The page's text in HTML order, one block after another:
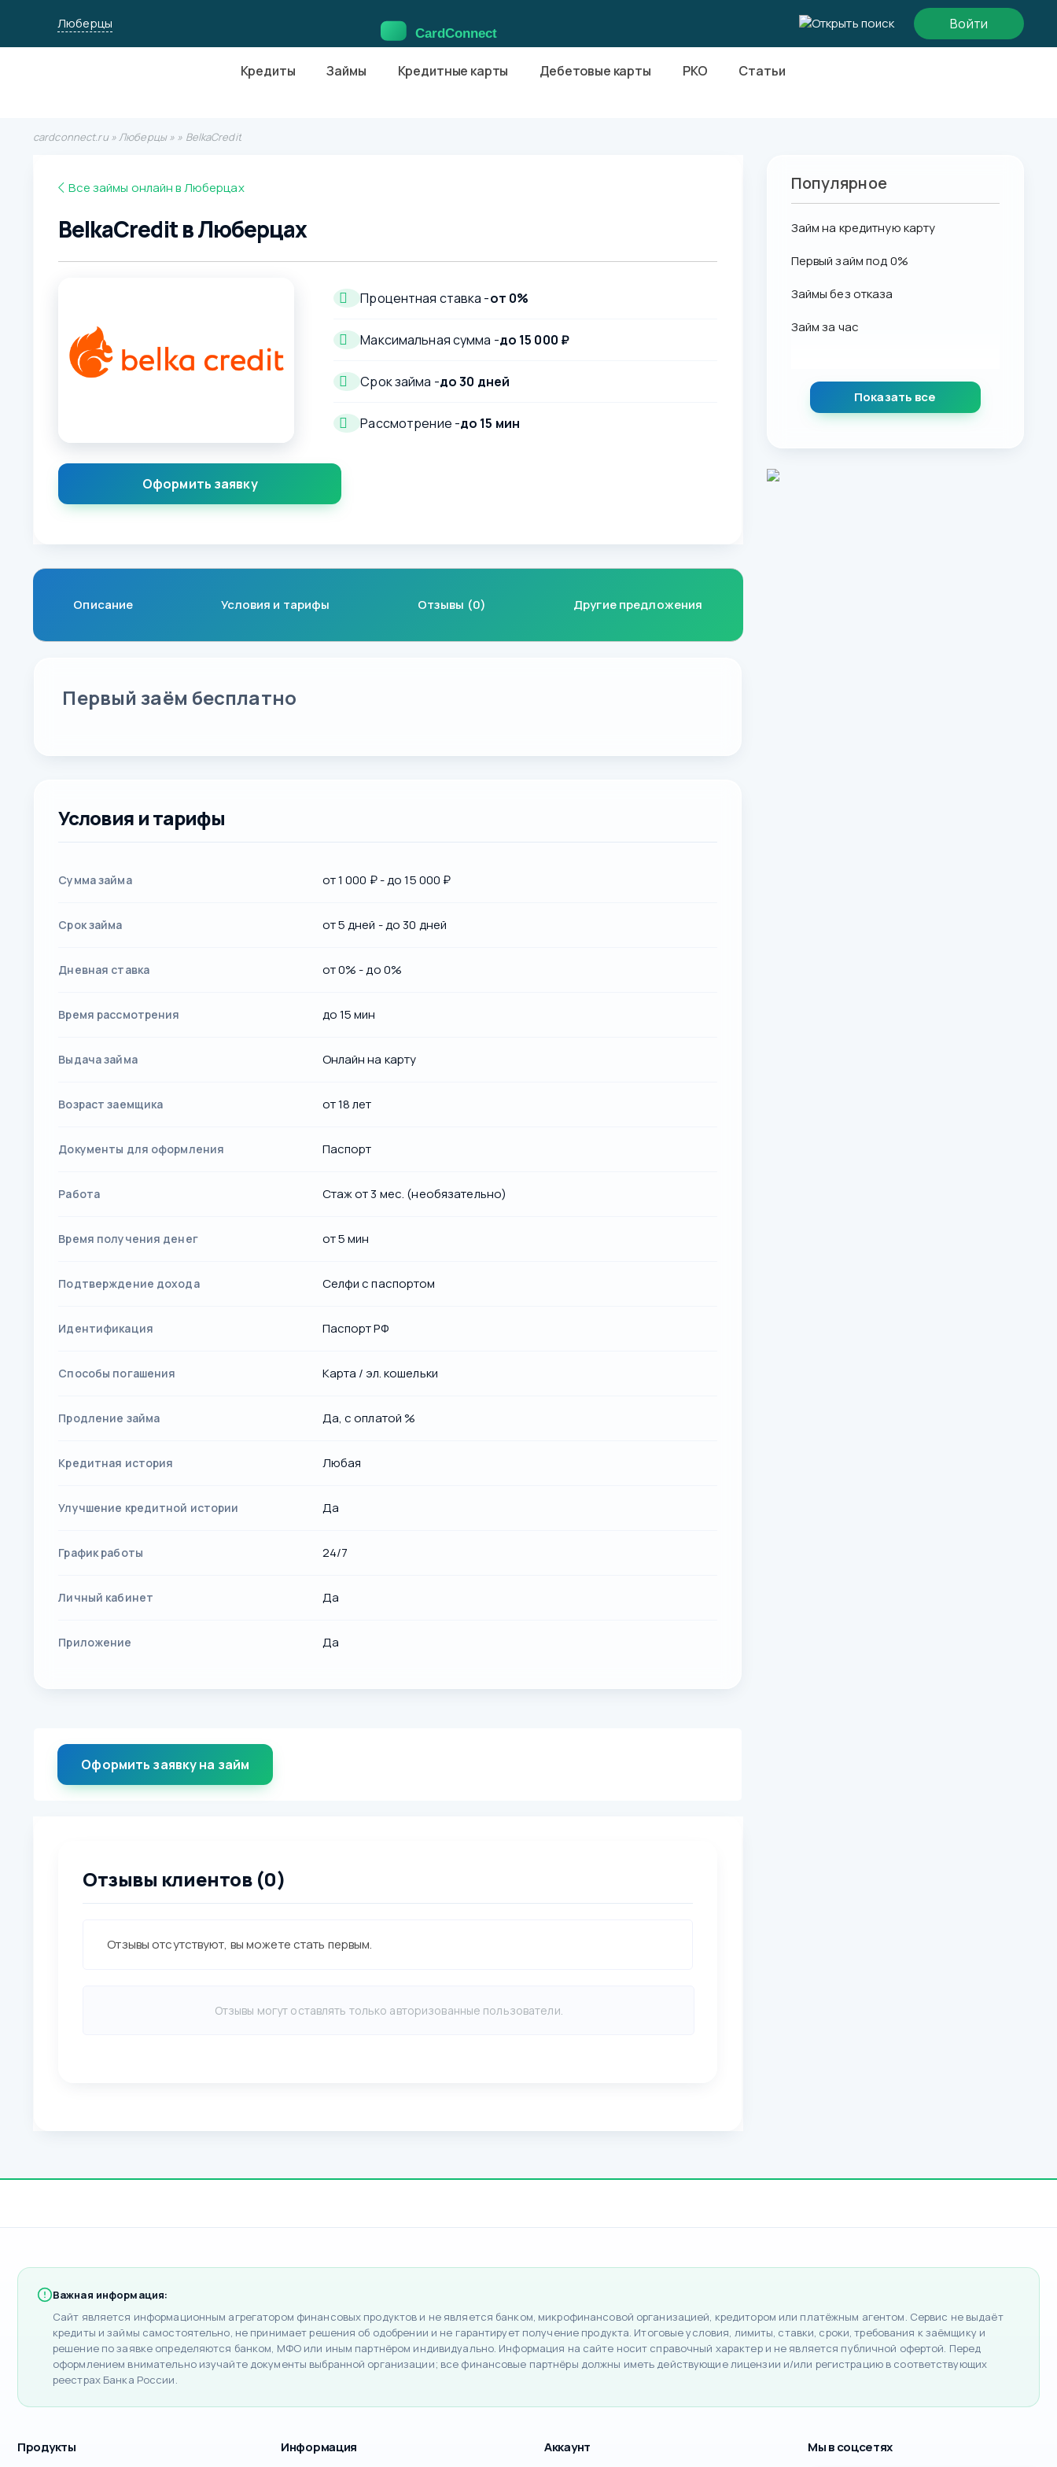
Люберцы Войти
Кредиты Займы Кредитные карты Дебетовые карты РКО Статьи
cardconnect.ru»Люберцы» » BelkaCredit
Все займы онлайн в Люберцах
BelkaCredit в Люберцах
Оформить заявку
Процентная ставка -от 0%
Максимальная сумма -до 15 000 ₽
Срок займа -до 30 дней
Рассмотрение -до 15 мин
Описание Условия и тарифы Отзывы (0) Другие предложения
Первый заём бесплатно
Условия и тарифы
Сумма займа от 1 000 ₽ - до 15 000 ₽
Срок займа от 5 дней - до 30 дней
Дневная ставка от 0% - до 0%
Время рассмотрения до 15 мин
Выдача займа Онлайн на карту
Возраст заемщика от 18 лет
Документы для оформления Паспорт
Работа Стаж от 3 мес. (необязательно)
Время получения денег от 5 мин
Подтверждение дохода Селфи с паспортом
Идентификация Паспорт РФ
Способы погашения Карта / эл. кошельки
Продление займа Да, с оплатой %
Кредитная история Любая
Улучшение кредитной истории Да
График работы 24/7
Личный кабинет Да
Приложение Да
Оформить заявку на займ
Отзывы клиентов (0)
Отзывы отсутствуют, вы можете стать первым.
Отзывы могут оставлять только авторизованные пользователи.
Популярное
Займ на кредитную карту
Первый займ под 0%
Займы без отказа
Займ за час
Показать все
Важная информация:
Сайт является информационным агрегатором финансовых продуктов и не является банком, микрофинансовой организацией, кредитором или платёжным агентом. Сервис не выдаёт
кредиты и займы самостоятельно, не принимает решения об одобрении и не гарантирует получение продукта. Итоговые условия, лимиты, ставки, сроки, требования к заёмщику и
решение по заявке определяются банком, МФО или иным партнёром индивидуально. Информация на сайте носит справочный характер и не является публичной офертой. Перед
оформлением внимательно изучайте документы выбранной организации; все финансовые партнёры должны иметь действующие лицензии и/или регистрацию в соответствующих
реестрах Банка России.
Продукты Информация Аккаунт Мы в соцсетях